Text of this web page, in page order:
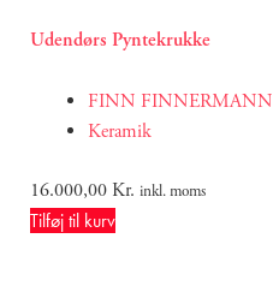
Udendørs Pyntekrukke
FINN FINNERMANN
Keramik
16.000,00Kr. inkl. moms
Tilføj til kurv